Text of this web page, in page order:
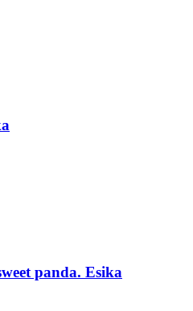
panda. Esika